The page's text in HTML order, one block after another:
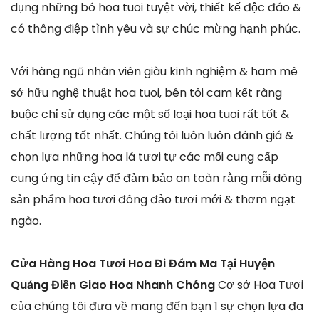
dụng những bó hoa tuoi tuyệt vời, thiết kế độc đáo &
có thông điệp tình yêu và sự chúc mừng hạnh phúc.
Với hàng ngũ nhân viên giàu kinh nghiệm & ham mê
sở hữu nghệ thuật hoa tuoi, bên tôi cam kết ràng
buộc chỉ sử dụng các một số loại hoa tuoi rất tốt &
chất lượng tốt nhất. Chúng tôi luôn luôn đánh giá &
chọn lựa những hoa lá tươi tự các mối cung cấp
cung ứng tin cậy để đảm bảo an toàn rằng mỗi dòng
sản phẩm hoa tươi đông đảo tươi mới & thơm ngạt
ngào.
Cửa Hàng Hoa Tươi Hoa Đi Đám Ma Tại Huyện
Quảng Điền Giao Hoa Nhanh ChóngCơ sở Hoa Tươi
của chúng tôi đưa về mang đến bạn 1 sự chọn lựa đa